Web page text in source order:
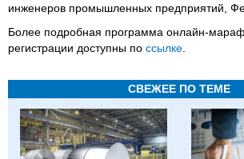
инженеров промышленных предприятий,
Более подробная программа онлайн-
регистрации доступны по ссылке
СВЕЖЕЕ ПО ТЕМЕ